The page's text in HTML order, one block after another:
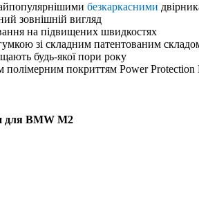
безкаркасними
зовнішній вигляд
на підвищених швидкостях
зі складним патентованим
будь-якої пори року
полімерним покриттям Power
для BMW M2